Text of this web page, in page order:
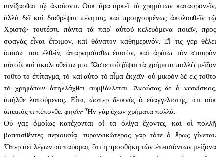
αἰνίξασθαι τῷ ἀκούοντι. Οὐκ ἄρα ἀρκεῖ τὸ χρημάτων καταφρονεῖν,
ἀλλὰ δεῖ καὶ διαθρέψαι πένητας, καὶ προηγουμένως ἀκολουθεῖν τῷ
Χριστῷ· τουτέστι, πάντα τὰ παρ’ αὐτοῦ κελευόμενα ποιεῖν, πρὸς
σφαγὰς εἶναι ἕτοιμον, καὶ θάνατον καθημερινόν. Εἴ τις γὰρ θέλει
ὀπίσω μου ἐλθεῖν, ἀπαρνησάσθω ἑαυτὸν, καὶ ἀράτω τὸν σταυρὸν
αὐτοῦ, καὶ ἀκολουθείτω μοι. Ὥστε τοῦ ῥῖψαι τὰ χρήματα πολλῷ μεῖζον
τοῦτο τὸ ἐπίταγμα, τὸ καὶ αὐτὸ τὸ αἷμα ἐκχεῖν· οὐ μικρὸν δὲ εἰς τοῦτο
τὸ χρημάτων ἀπηλλάχθαι συμβάλλεται. Ἀκούσας δὲ ὁ νεανίσκος,
ἀπῆλθε λυπούμενος. Εἶτα, ὥσπερ δεικνὺς ὁ εὐαγγελιστὴς, ὅτι οὐκ
ἀπεικός τι πέπονθε, φησίν· Ἦν γὰρ ἔχων χρήματα πολλά.
Οὐ γὰρ ὁμοίως κατέχονται οἱ τὰ ὀλίγα ἔχοντες, καὶ οἱ πολλῇ
βαπτισθέντες περιουσίᾳ· τυραννικώτερος γὰρ τότε ὁ ἔρως γίνεται.
Ὅπερ ἀεὶ λέγων οὐ παύομαι, ὅτι ἡ προσθήκη τῶν ἐπεισιόντων μείζονα